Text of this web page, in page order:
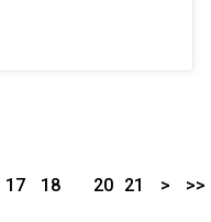
17
18
20 21 > >>